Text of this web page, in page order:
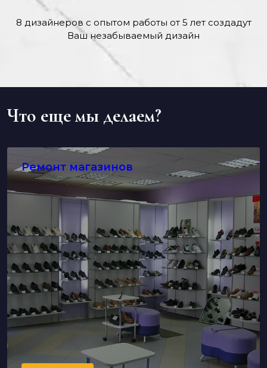
8 дизайнеров с опытом работы от 5 лет создадут
Ваш незабываемый дизайн
Что еще мы делаем?
Капитальный ремонт Перейти
Ремонт магазинов